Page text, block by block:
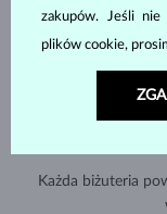
Każda biżuteria
zakupów. Jeśli
plików cookie,